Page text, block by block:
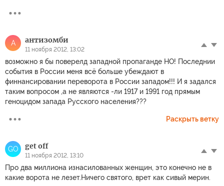
A aнтизомби
11 ноября 2012, 13:02
возможно я бы поверелд западной пропаганде НО! Последнии
события в России меня всё больше убеждают в
финнансировании переворота в России западом!!! И я задался
таким вопросом ,а не являются -ли 1917 и 1991 год прямым
геноцидом запада Русского населения???
Раскрыть ветку
GO get off
11 ноября 2012, 13:10
Про два миллиона изнасилованных женщин, это конечно не в
какие ворота не лезет.Ничего святого, врет как сивый мерин.